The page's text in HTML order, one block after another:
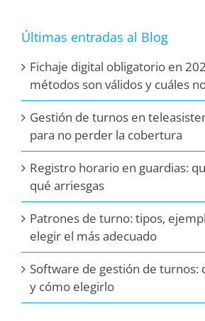
Últimas entradas al Blog
Fichaje digital obligatorio en
métodos son válidos y cuáles
Gestión de turnos en
para no perder la cobertura
Registro horario en guardias:
qué arriesgas
Patrones de turno: tipos,
elegir el más adecuado
Software de gestión de turnos:
y cómo elegirlo